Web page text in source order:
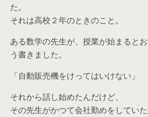
た。
それは高校２年のときのこと。
ある数学の先生が、授業が始まると
う書きました。
「自動販売機をけってはいけない」
それから話し始めたんだけど、
その先生がかつて会社勤めをしていた